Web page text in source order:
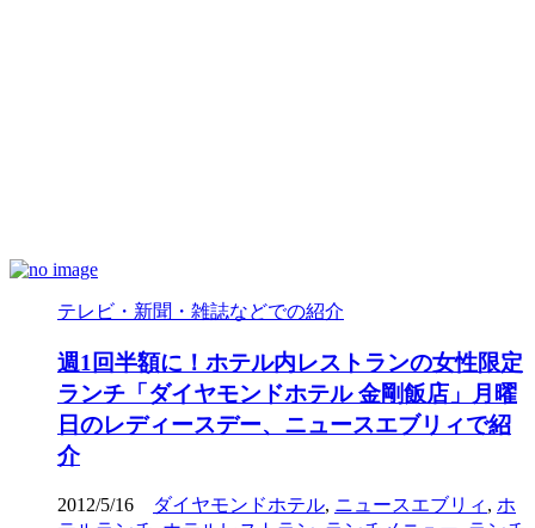
テレビ・新聞・雑誌などでの紹介
週1回半額に！ホテル内レストランの女性限定
ランチ「ダイヤモンドホテル 金剛飯店」月曜
日のレディースデー、ニュースエブリィで紹
介
2012/5/16 ダイヤモンドホテル, ニュースエブリィ , ホ